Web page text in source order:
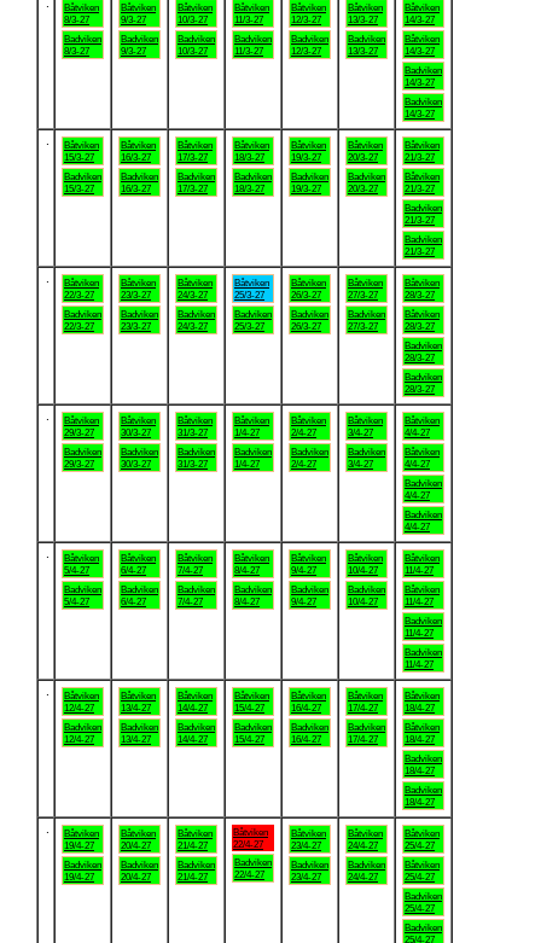
Båtviken
8/3-27
Badviken
8/3-27
Båtviken
9/3-27
Badviken
9/3-27
Båtviken
10/3-27
Badviken
10/3-27
Båtviken
11/3-27
Badviken
11/3-27
Båtviken
12/3-27
Badviken
12/3-27
Båtviken
13/3-27
Badviken
13/3-27
Båtviken
14/3-27
Båtviken
14/3-27
Badviken
14/3-27
Badviken
14/3-27
Båtviken
15/3-27
Badviken
15/3-27
Båtviken
16/3-27
Badviken
16/3-27
Båtviken
17/3-27
Badviken
17/3-27
Båtviken
18/3-27
Badviken
18/3-27
Båtviken
19/3-27
Badviken
19/3-27
Båtviken
20/3-27
Badviken
20/3-27
Båtviken
21/3-27
Båtviken
21/3-27
Badviken
21/3-27
Badviken
21/3-27
Båtviken
22/3-27
Badviken
22/3-27
Båtviken
23/3-27
Badviken
23/3-27
Båtviken
24/3-27
Badviken
24/3-27
Båtviken
25/3-27
Badviken
25/3-27
Båtviken
26/3-27
Badviken
26/3-27
Båtviken
27/3-27
Badviken
27/3-27
Båtviken
28/3-27
Båtviken
28/3-27
Badviken
28/3-27
Badviken
28/3-27
Båtviken
29/3-27
Badviken
29/3-27
Båtviken
30/3-27
Badviken
30/3-27
Båtviken
31/3-27
Badviken
31/3-27
Båtviken
1/4-27
Badviken
1/4-27
Båtviken
2/4-27
Badviken
2/4-27
Båtviken
3/4-27
Badviken
3/4-27
Båtviken
4/4-27
Båtviken
4/4-27
Badviken
4/4-27
Badviken
4/4-27
Båtviken
5/4-27
Badviken
5/4-27
Båtviken
6/4-27
Badviken
6/4-27
Båtviken
7/4-27
Badviken
7/4-27
Båtviken
8/4-27
Badviken
8/4-27
Båtviken
9/4-27
Badviken
9/4-27
Båtviken
10/4-27
Badviken
10/4-27
Båtviken
11/4-27
Båtviken
11/4-27
Badviken
11/4-27
Badviken
11/4-27
Båtviken
12/4-27
Badviken
12/4-27
Båtviken
13/4-27
Badviken
13/4-27
Båtviken
14/4-27
Badviken
14/4-27
Båtviken
15/4-27
Badviken
15/4-27
Båtviken
16/4-27
Badviken
16/4-27
Båtviken
17/4-27
Badviken
17/4-27
Båtviken
18/4-27
Båtviken
18/4-27
Badviken
18/4-27
Badviken
18/4-27
Båtviken
19/4-27
Badviken
19/4-27
Båtviken
20/4-27
Badviken
20/4-27
Båtviken
21/4-27
Badviken
21/4-27
Båtviken
22/4-27
Badviken
22/4-27
Båtviken
23/4-27
Badviken
23/4-27
Båtviken
24/4-27
Badviken
24/4-27
Båtviken
25/4-27
Båtviken
25/4-27
Badviken
25/4-27
Badviken
25/4-27